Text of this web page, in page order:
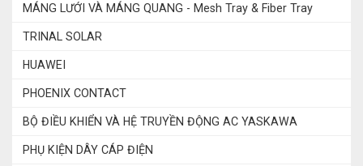
MÁNG LƯỚI VÀ MÁNG QUANG - Mesh Tray & Fiber Tray
TRINAL SOLAR
HUAWEI
PHOENIX CONTACT
BỘ ĐIỀU KHIỂN VÀ HỆ TRUYỀN ĐỘNG AC YASKAWA
PHỤ KIỆN DÂY CÁP ĐIỆN